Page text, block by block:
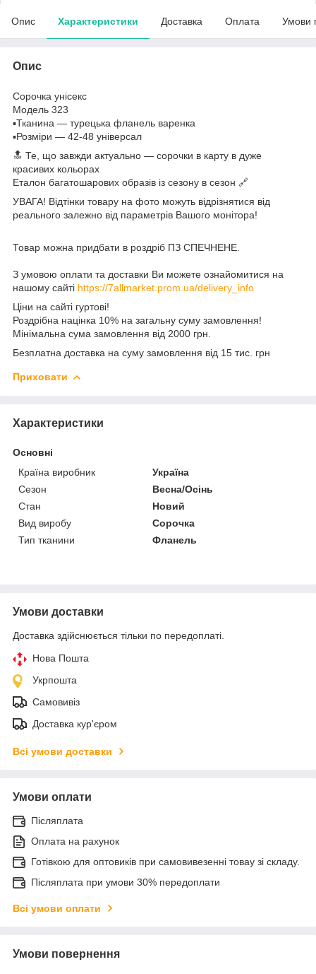
Опис Характеристики Доставка Оплата Умови
Опис
Сорочка унісекс
Модель 323
▪️Тканина — турецька фланель варенка
▪️Розміри — 42-48 універсал
🔝 Те, що завжди актуально — сорочки в карту в дуже
красивих кольорах
Еталон багатошарових образів із сезону в сезон 🔗
УВАГА! Відтінки товару на фото можуть відрізнятися від
реального залежно від параметрів Вашого монітора!
Товар можна придбати в роздріб ПЗ СПЕЧНЕНЕ.
З умовою оплати та доставки Ви можете ознайомитися на
нашому сайті https://7allmarket.prom.ua/delivery_info
Ціни на сайті гуртові!
Роздрібна націнка 10% на загальну суму замовлення!
Мінімальна сума замовлення від 2000 грн.
Безплатна доставка на суму замовлення від 15 тис. грн
Приховати
Характеристики
Основні
Країна виробник
Україна
Сезон
Весна/Осінь
Стан
Новий
Вид виробу
Сорочка
Тип тканини
Фланель
Умови доставки
Доставка здійснюється тільки по передоплаті.
Нова Пошта
Укрпошта
Самовивіз
Доставка кур'єром
Всі умови доставки
Умови оплати
Післяплата
Оплата на рахунок
Готівкою для оптовиків при самовивезенні товау зі складу.
Післяплата при умови 30% передоплати
Всі умови оплати
Умови повернення